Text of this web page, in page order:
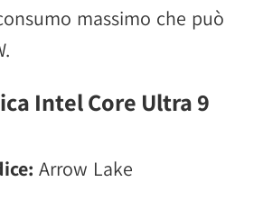
massimo che può
Intel Core Ultra 9
Arrow Lake